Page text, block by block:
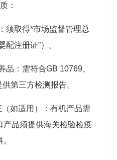
：
须取得*市场监督管理总
配注册证”）。
品：需符合GB 10769、
第三方检测报告。
如适用）：有机产品需
品须提供海关检验检疫